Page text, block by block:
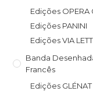
Edições OPERA
Edições PANINI
Edições VIA
Banda
Francês
Edições GLÉNAT